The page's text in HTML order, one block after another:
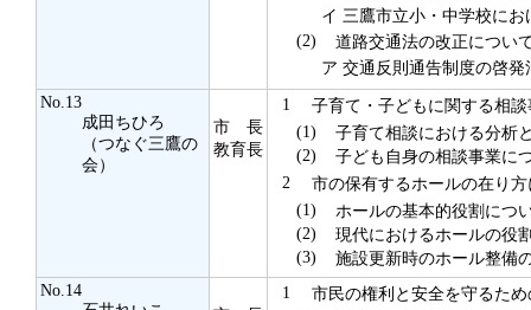
イ 三鷹市立小・中学校に
(2)
道路交通法の改正につい
ア 交通反則通告制度の啓発
No.13
成田ちひろ
（つなぐ三鷹の
会）
市 長
教育長
1
子育て・子どもに関する相談
(1)
子育て相談における分析
(2)
子ども自身の相談事業に
2
市の保有するホールの在り方
(1)
ホールの基本的役割につ
(2)
現代におけるホールの役
(3)
施設更新時のホール整備
No.14
1
市民の権利と安全を守るため